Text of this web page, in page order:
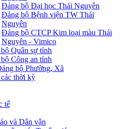
Đảng bộ Đại học Thái Nguyên
Đảng bộ Bệnh viện TW Thái
Nguyên
Đảng bộ CTCP Kim loại màu Thái
Nguyên - Vimico
Quân sự tỉnh
Công an tỉnh
bộ Phường, Xã
thời kỳ
tế
và Dân vận